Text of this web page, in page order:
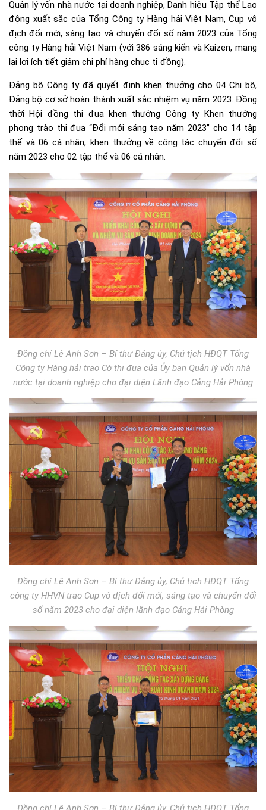
Quản lý vốn nhà nước tại doanh nghiệp, Danh hiệu Tập thể Lao
động xuất sắc của Tổng Công ty Hàng hải Việt Nam, Cup vô
địch đổi mới, sáng tạo và chuyển đổi số năm 2023 của Tổng
công ty Hàng hải Việt Nam (với 386 sáng kiến và Kaizen, mang
lại lợi ích tiết giảm chi phí hàng chục tỉ đồng).
Đảng bộ Công ty đã quyết định khen thưởng cho 04 Chi bộ,
Đảng bộ cơ sở hoàn thành xuất sắc nhiệm vụ năm 2023. Đồng
thời Hội đồng thi đua khen thưởng Công ty Khen thưởng
phong trào thi đua “Đổi mới sáng tạo năm 2023” cho 14 tập
thể và 06 cá nhân; khen thưởng về công tác chuyển đổi số
năm 2023 cho 02 tập thể và 06 cá nhân.
Đồng chí Lê Anh Sơn – Bí thư Đảng ủy, Chủ tịch HĐQT Tổng
Công ty Hàng hải trao Cờ thi đua của Ủy ban Quản lý vốn nhà
nước tại doanh nghiệp cho đại diện Lãnh đạo Cảng Hải Phòng
Đồng chí Lê Anh Sơn – Bí thư Đảng ủy, Chủ tịch HĐQT Tổng
công ty HHVN trao Cup vô địch đổi mới, sáng tạo và chuyển đổi
số năm 2023 cho đại diện lãnh đạo Cảng Hải Phòng